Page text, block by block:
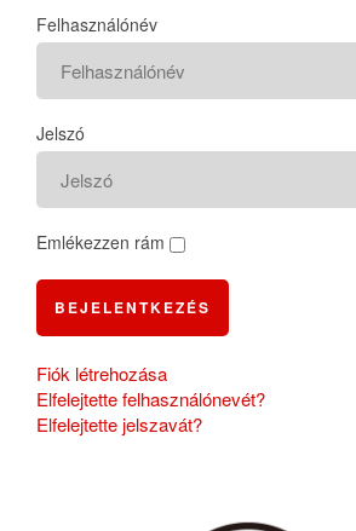
Felhasználónév
Jelszó
Emlékezzen rám
BEJELENTKEZÉS
Fiók létrehozása
Elfelejtette felhasználónevét?
Elfelejtette jelszavát?